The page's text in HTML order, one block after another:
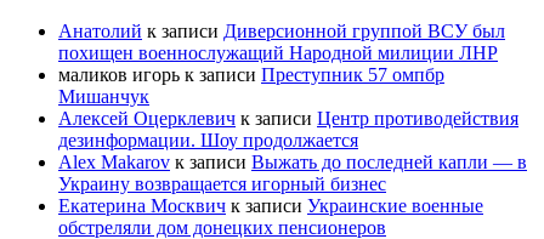
Анатолий к записи Диверсионной группой ВСУ был
похищен военнослужащий Народной милиции ЛНР
маликов игорь к записи Преступник 57 омпбр
Мишанчук
Алексей Оцерклевич к записи Центр противодействия
дезинформации. Шоу продолжается
Alex Makarov к записи Выжать до последней капли — в
Украину возвращается игорный бизнес
Екатерина Москвич к записи Украинские военные
обстреляли дом донецких пенсионеров